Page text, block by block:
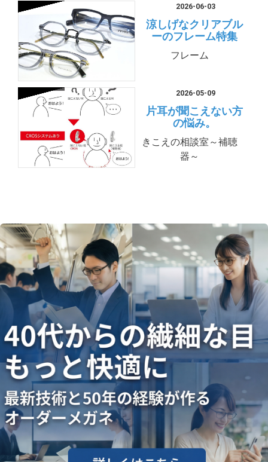
2026-06-03
涼しげなクリアブル
ーのフレーム特集
フレーム
2026-05-09
片耳が聞こえない方
の悩み。
きこえの相談室～補聴
器～